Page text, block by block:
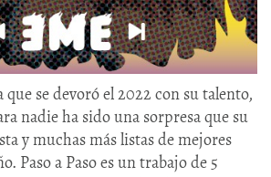
se devoró el 2022 con su talento,
nadie ha sido una sorpresa que su
y muchas más listas de mejores
Paso a Paso es un trabajo de 5